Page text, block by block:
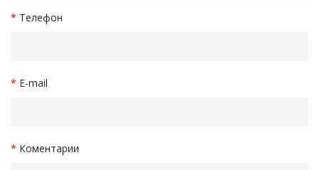
* Телефон
* E-mail
* Коментарии